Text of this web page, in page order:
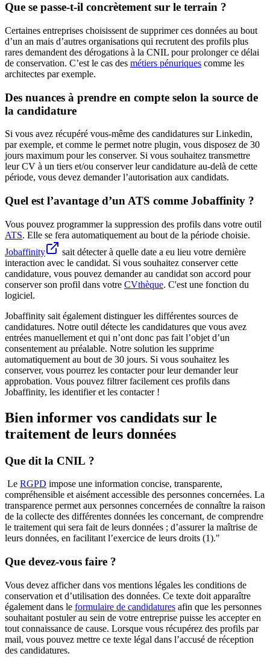
Que se passe-t-il concrètement sur le terrain ?
Certaines entreprises choisissent de supprimer ces données au bout
d’un an mais d’autres organisations qui recrutent des profils plus
rares demandent des dérogations à la CNIL pour prolonger ce délai
de conservation. C’est le cas des métiers pénuriques comme les
architectes par exemple.
Des nuances à prendre en compte selon la source de
la candidature
Si vous avez récupéré vous-même des candidatures sur Linkedin,
par exemple, et comme le permet notre plugin, vous disposez de 30
jours maximum pour les conserver. Si vous souhaitez transmettre
leur CV à un tiers et/ou conserver leur candidature au-delà de cette
période, vous devez demander l’autorisation aux candidats.
Quel est l’avantage d’un ATS comme Jobaffinity ?
Vous pouvez programmer la suppression des profils dans votre outil
ATS. Elle se fera automatiquement au bout de la période choisie.
Jobaffinity
sait détecter à quelle date a eu lieu votre dernière
interaction avec le candidat. Si vous souhaitez conserver cette
candidature, vous pouvez demander au candidat son accord pour
conserver son profil dans votre CVthèque. C'est une fonction du
logiciel.
Jobaffinity sait également distinguer les différentes sources de
candidatures. Notre outil détecte les candidatures que vous avez
entrées manuellement et qui n’ont donc pas fait l’objet d’un
consentement au préalable. Notre solution les supprime
automatiquement au bout de 30 jours. Si vous souhaitez les
conserver, vous pourrez les contacter pour leur demander leur
approbation. Vous pouvez filtrer facilement ces profils dans
Jobaffinity, les identifier et les contacter !
Bien informer vos candidats sur le
traitement de leurs données
Que dit la CNIL ?
Le RGPD impose une information concise, transparente,
compréhensible et aisément accessible des personnes concernées. La
transparence permet aux personnes concernées de connaître la raison
de la collecte des différentes données les concernant, de comprendre
le traitement qui sera fait de leurs données ; d’assurer la maîtrise de
leurs données, en facilitant l’exercice de leurs droits (1)."
Que devez-vous faire ?
Vous devez afficher dans vos mentions légales les conditions de
conservation et d’utilisation des données. Ce texte doit apparaître
également dans le formulaire de candidatures afin que les personnes
souhaitant postuler au sein de votre entreprise puisse les accepter en
tout connaissance de cause. Lorsque vous récupérez des profils par
mail, vous pouvez mettre ce texte légal dans l’accusé de réception
des candidatures.